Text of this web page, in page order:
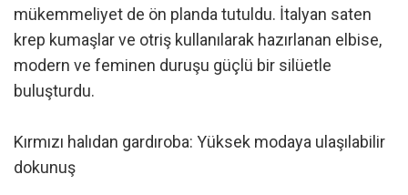
mükemmeliyet de ön planda tutuldu. İtalyan saten
krep kumaşlar ve otriş kullanılarak hazırlanan elbise,
modern ve feminen duruşu güçlü bir silüetle
buluşturdu.
Kırmızı halıdan gardıroba: Yüksek modaya ulaşılabilir
dokunuş